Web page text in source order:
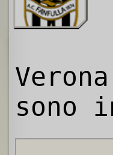
sono